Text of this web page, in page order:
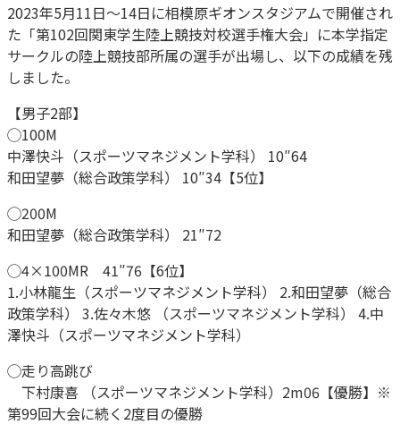
2023年5月11日～14日に相模原ギオンスタジアムで開催され
た「第102回関東学生陸上競技対校選手権大会」に本学指定
サークルの陸上競技部所属の選手が出場し、以下の成績を残
しました。
【男子2部】
◯100M
中澤快斗（スポーツマネジメント学科） 10″64
和田望夢（総合政策学科） 10″34【5位】
◯200M
和田望夢（総合政策学科） 21″72
◯4×100MR 41″76【6位】
1.小林龍生（スポーツマネジメント学科） 2.和田望夢（総合
政策学科） 3.佐々木悠 （スポーツマネジメント学科） 4.中
澤快斗（スポーツマネジメント学科）
◯走り高跳び
下村康喜 （スポーツマネジメント学科）2m06【優勝】※
第99回大会に続く2度目の優勝